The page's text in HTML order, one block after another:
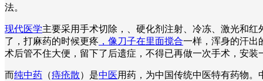
法。
现代医学主要采用手术切除，、硬化剂注射、冷冻、激光和
了，打麻药的时候更疼 ，像刀子在里面搅合一样，浑身的汗出
术后管不住大便，留下了后遗症，不得已再做一次手术，安
而纯中药 （痔疮散）是中医用药，为中国传统中医特有药物。